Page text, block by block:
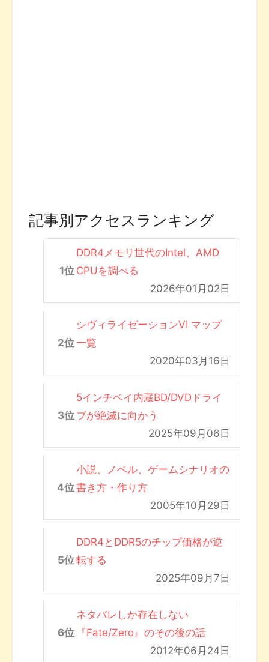
記事別アクセスランキング
DDR4メモリ世代のIntel、AMD
CPUを調べる
2026年01月02日
シヴィライゼーションVI マップ
一覧
2020年03月16日
5インチベイ内蔵BD/DVDドライ
ブが絶滅に向かう
2025年09月06日
小説、ノベル、ゲームシナリオの
書き方・作り方
2005年10月29日
DDR4とDDR5のチップ価格が逆
転する
2025年09月7日
ネタバレしか存在しない
『Fate/Zero』のその後の話
2012年06月24日